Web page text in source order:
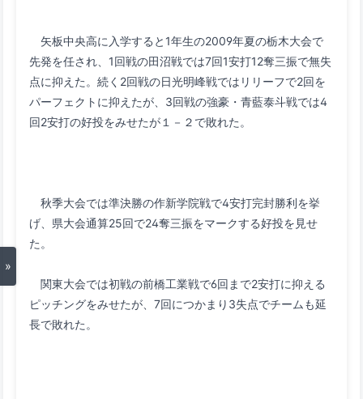
»
矢板中央高に入学すると1年生の2009年夏の栃木大会で
先発を任され、1回戦の田沼戦では7回1安打12奪三振で無失
点に抑えた。続く2回戦の日光明峰戦ではリリーフで2回を
パーフェクトに抑えたが、3回戦の強豪・青藍泰斗戦では4
秋季大会では準決勝の作新学院戦で4安打完封勝利を挙
げ、県大会通算25回で24奪三振をマークする好投を見せ
関東大会では初戦の前橋工業戦で6回まで2安打に抑える
ピッチングをみせたが、7回につかまり3失点でチームも延